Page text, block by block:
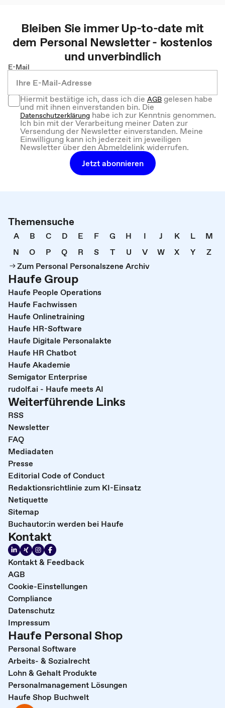
Bleiben Sie immer Up-to-date mit
dem Personal Newsletter - kostenlos
und unverbindlich
E-Mail
Hiermit bestätige ich, dass ich dieAGBgelesen habe
und mit ihnen einverstanden bin. Die
Datenschutzerklärung habe ich zur Kenntnis genommen.
Ich bin mit der Verarbeitung meiner Daten zur
Versendung der Newsletter einverstanden. Meine
Einwilligung kann ich jederzeit im jeweiligen
Newsletter über den Abmeldelink widerrufen.
Jetzt abonnieren
Themensuche
A B C D E F G H I J K L
M
N
O P Q R S T U V W X Y
Z
Zum Personal Personalszene Archiv
Haufe Group
Haufe People Operations
Haufe Fachwissen
Haufe Onlinetraining
Haufe HR-Software
Haufe Digitale Personalakte
Haufe HR Chatbot
Haufe Akademie
Semigator Enterprise
rudolf.ai - Haufe meets AI
Weiterführende Links
RSS
Newsletter
FAQ
Mediadaten
Presse
Editorial Code of Conduct
Redaktionsrichtlinie zum KI-Einsatz
Netiquette
Sitemap
Buchautor:in werden bei Haufe
Kontakt
Kontakt & Feedback
AGB
Cookie-Einstellungen
Compliance
Datenschutz
Impressum
Haufe Personal Shop
Personal Software
Arbeits- & Sozialrecht
Lohn & Gehalt Produkte
Personalmanagement Lösungen
Haufe Shop Buchwelt